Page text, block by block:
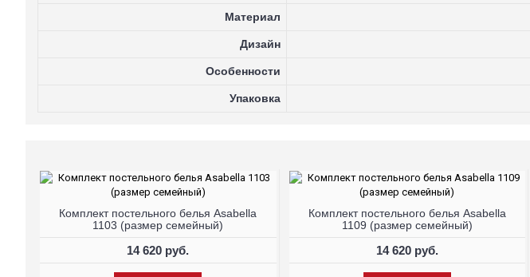
Материал
Дизайн
Особенности
Упаковка
Комплект постельного белья Asabella
1103 (размер семейный)
14 620 руб.
Комплект постельного белья Asabella
1109 (размер семейный)
14 620 руб.